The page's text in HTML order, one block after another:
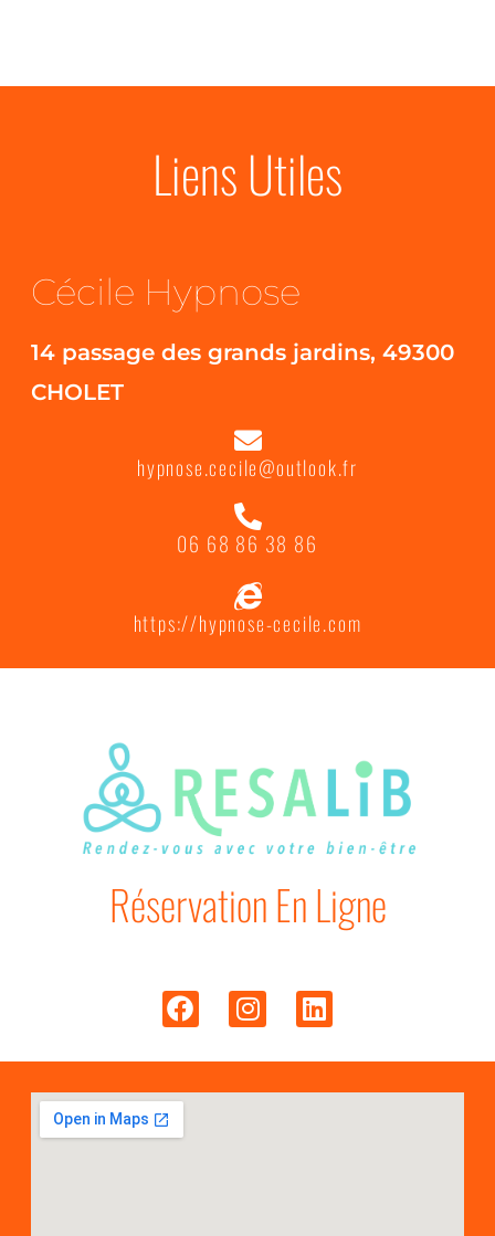
Liens Utiles
Cécile Hypnose
14 passage des grands jardins, 49300
CHOLET
hypnose.cecile@outlook.fr
06 68 86 38 86
https://hypnose-cecile.com
Réservation En Ligne